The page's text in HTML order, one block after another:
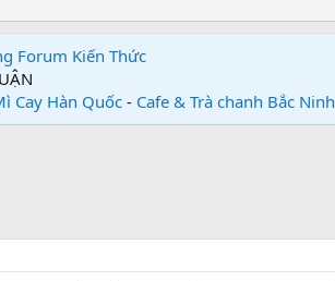
Forum Kiến Thức
Cay Hàn Quốc- Cafe & Trà chanh Bắc Ninh